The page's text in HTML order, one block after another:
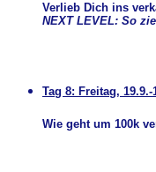
Verlieb Dich ins
NEXT LEVEL: So
Tag 8: Freitag, 19.9.-
Wie geht um 100k